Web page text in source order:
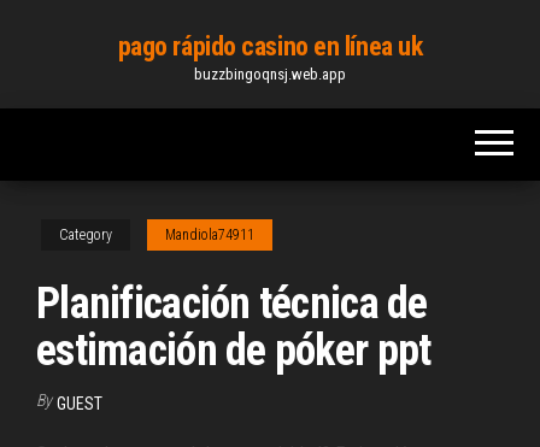
content
pago rápido casino en línea uk
buzzbingoqnsj.web.app
Category Mandiola74911
Planificación técnica de
estimación de póker ppt
By GUEST